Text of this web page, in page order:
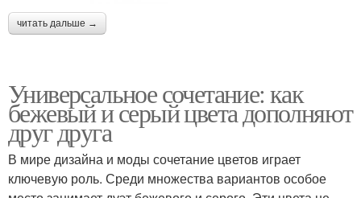
читать дальше →
Универсальное сочетание: как
бежевый и серый цвета дополняют
друг друга
В мире дизайна и моды сочетание цветов играет
ключевую роль. Среди множества вариантов особое